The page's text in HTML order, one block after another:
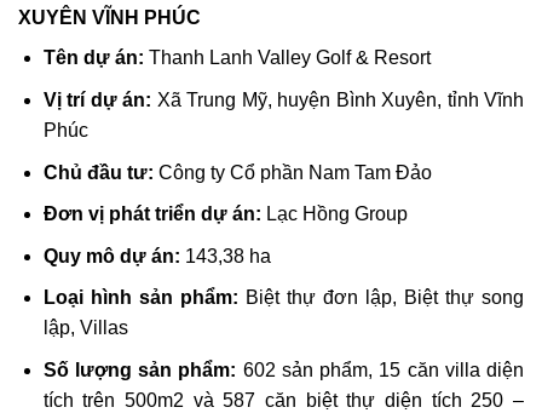
XUYÊN VĨNH PHÚC
Tên dự án: Thanh Lanh Valley Golf & Resort
Vị trí dự án: Xã Trung Mỹ, huyện Bình Xuyên, tỉnh Vĩnh
Phúc
Chủ đầu tư: Công ty Cổ phần Nam Tam Đảo
Đơn vị phát triển dự án: Lạc Hồng Group
Quy mô dự án: 143,38 ha
Loại hình sản phẩm: Biệt thự đơn lập, Biệt thự song
lập, Villas
Số lượng sản phẩm: 602 sản phẩm, 15 căn villa diện
tích trên 500m2 và 587 căn biệt thự diện tích 250 –